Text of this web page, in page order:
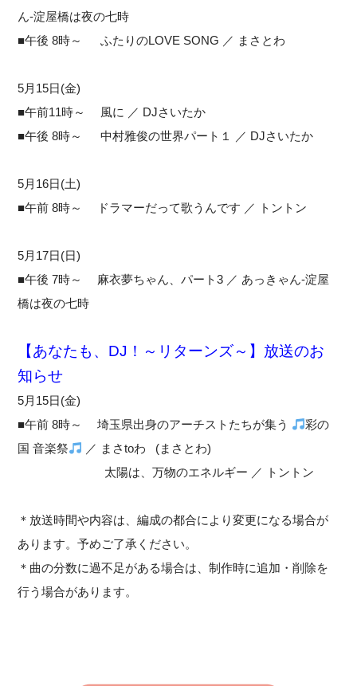
ん-淀屋橋は夜の七時
■午後 8時～ ふたりのLOVE SONG ／ まさとわ
5月15日(金)
■午前11時～ 風に ／ DJさいたか
■午後 8時～ 中村雅俊の世界パート１ ／ DJさいたか
5月16日(土)
■午前 8時～ ドラマーだって歌うんです ／ トントン
5月17日(日)
■午後 7時～ 麻衣夢ちゃん、パート3 ／ あっきゃん-淀屋
橋は夜の七時
【あなたも、DJ！～リターンズ～】放送のお
知らせ
5月15日(金)
■午前 8時～ 埼玉県出身のアーチストたちが集う 彩の
国 音楽祭 ／ まさtoわ (まさとわ)
太陽は、万物のエネルギー ／ トントン
＊放送時間や内容は、編成の都合により変更になる場合が
あります。予めご了承ください。
＊曲の分数に過不足がある場合は、制作時に追加・削除を
行う場合があります。